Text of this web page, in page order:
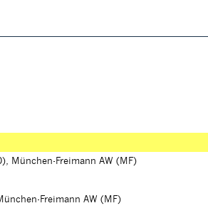
München-Freimann AW (MF)
Freimann AW (MF)